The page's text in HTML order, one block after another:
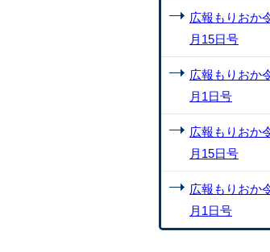
広報もりおか
月15日号
広報もりおか
月1日号
広報もりおか
月15日号
広報もりおか
月1日号